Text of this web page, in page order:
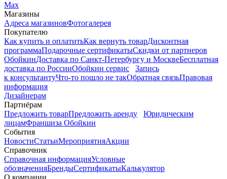
Max
Магазины
Адреса магазиновФотогалерея
Покупателю
Как купить и оплатитьКак вернуть товарДисконтная
программаПодарочные сертификатыСкидки от партнеров
ОбойкинДоставка по Санкт-Петербургу и МосквеБесплатная
доставка по РоссииОбойкин сервис
Запись
к консультантуЧто-то пошло не такОбратная связьПравовая
информация
Дизайнерам
Партнёрам
Предложить товарПредложить аренду
Юридическим
лицамФраншиза Обойкин
События
НовостиСтатьиМероприятияАкции
Справочник
Справочная информацияУсловные
обозначенияБрендыСертификатыКалькулятор
О компании